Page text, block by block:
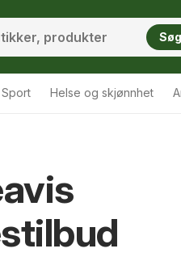
Søg
Sport Helse og skjønnhet